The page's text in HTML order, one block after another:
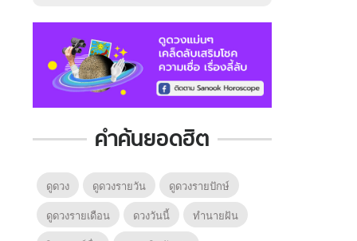
คำค้นยอดฮิต
ดูดวง ดูดวงรายวัน
ดูดวงรายปักษ์
ดูดวงรายเดือน
ดวงวันนี้
ทํานายฝัน